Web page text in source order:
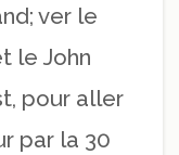
ver le
le John
pour aller
par la 30